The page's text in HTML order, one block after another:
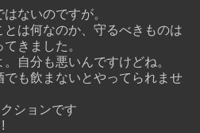
ないのですが。
は何なのか、守るべきものは
きました。
自分も悪いんですけどね。
も飲まないとやってられませ
ションです